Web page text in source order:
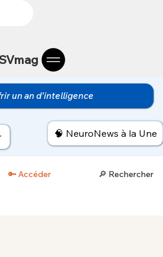
🔑 Accéder 🔎 Rechercher
un an d’intelligence
🧠 NeuroNews à la Une